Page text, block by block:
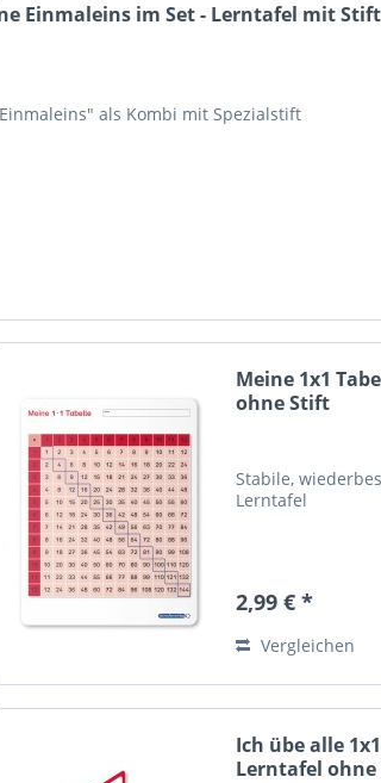
Einmaleins im Set - Lerntafel mit Stift
als Kombi mit Spezialstift
Meine 1x1
ohne Stift
Stabile,
Lerntafel
2,99 € *
Vergleichen
Ich übe alle
Lerntafel